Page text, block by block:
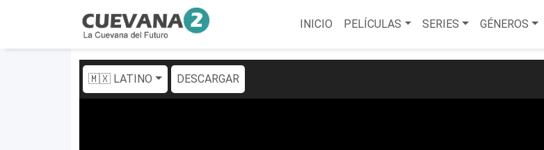
INICIO PELÍCULAS SERIES GÉNEROS
🇲🇽 LATINO DESCARGAR